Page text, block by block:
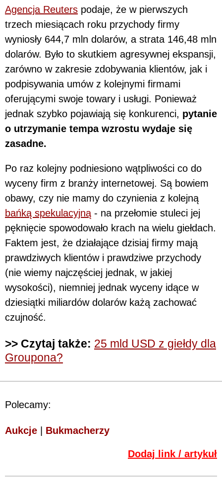
Agencja Reuters podaje, że w pierwszych
trzech miesiącach roku przychody firmy
wyniosły 644,7 mln dolarów, a strata 146,48 mln
dolarów. Było to skutkiem agresywnej ekspansji,
zarówno w zakresie zdobywania klientów, jak i
podpisywania umów z kolejnymi firmami
oferującymi swoje towary i usługi. Ponieważ
jednak szybko pojawiają się konkurenci, pytanie
o utrzymanie tempa wzrostu wydaje się
zasadne.
Po raz kolejny podniesiono wątpliwości co do
wyceny firm z branży internetowej. Są bowiem
obawy, czy nie mamy do czynienia z kolejną
bańką spekulacyjną - na przełomie stuleci jej
pęknięcie spowodowało krach na wielu giełdach.
Faktem jest, że działające dzisiaj firmy mają
prawdziwych klientów i prawdziwe przychody
(nie wiemy najczęściej jednak, w jakiej
wysokości), niemniej jednak wyceny idące w
dziesiątki miliardów dolarów każą zachować
czujność.
>> Czytaj także: 25 mld USD z giełdy dla
Groupona?
Polecamy:
Aukcje Bukmacherzy
Dodaj link / artykuł